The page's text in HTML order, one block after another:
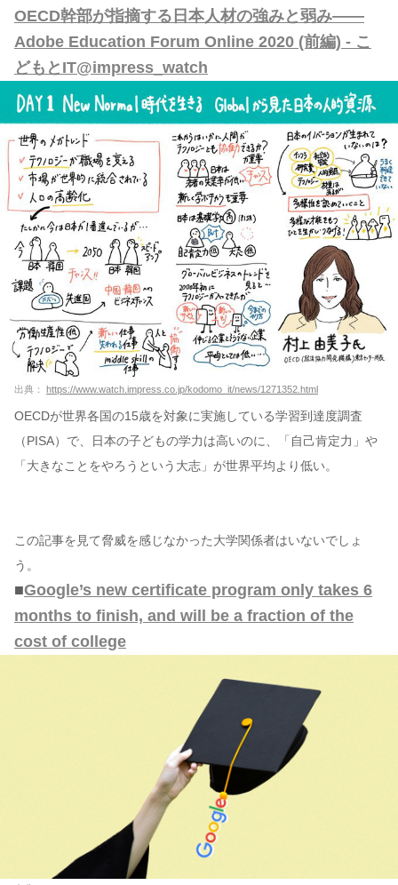
OECD幹部が指摘する日本人材の強みと弱み――
Adobe Education Forum Online 2020 (前編) - こ
どもとIT@impress_watch
出典： https://www.watch.impress.co.jp/kodomo_it/news/1271352.html
OECDが世界各国の15歳を対象に実施している学習到達度調査
（PISA）で、日本の子どもの学力は高いのに、「自己肯定力」や
「大きなことをやろうという大志」が世界平均より低い。
この記事を見て脅威を感じなかった大学関係者はいないでしょ
う。
■Google’s new certificate program only takes 6
months to finish, and will be a fraction of the
cost of college